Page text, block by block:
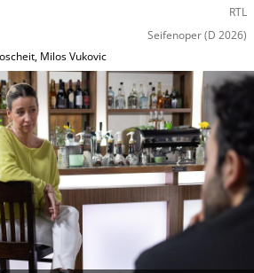
RTL
Seifenoper(D 2026)
, Milos Vukovic